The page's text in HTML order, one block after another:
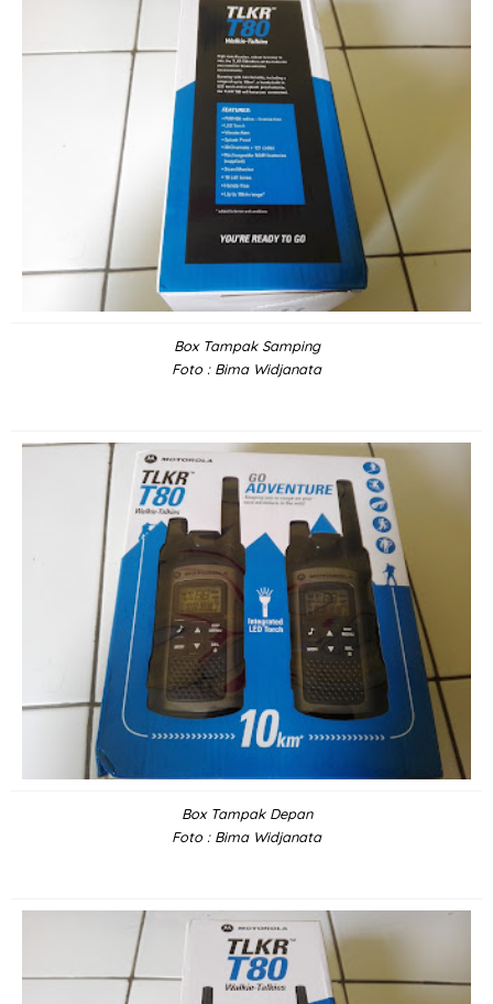
Box Tampak Samping
Foto : Bima Widjanata
Box Tampak Depan
Foto : Bima Widjanata